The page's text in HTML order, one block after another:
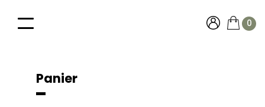
0
Panier